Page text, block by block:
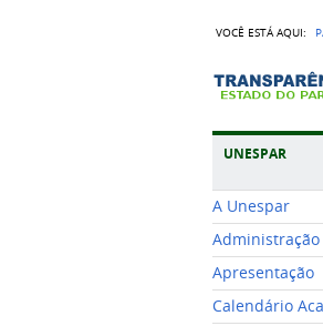
VOCÊ ESTÁ AQUI:
UNESPAR
A Unespar
Administração
Apresentação
Calendário